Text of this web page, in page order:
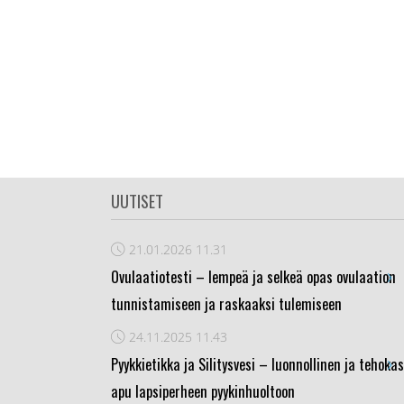
UUTISET
21.01.2026 11.31
Ovulaatiotesti – lempeä ja selkeä opas ovulaation
tunnistamiseen ja raskaaksi tulemiseen
›
24.11.2025 11.43
Pyykkietikka ja Silitysvesi – luonnollinen ja tehokas
apu lapsiperheen pyykinhuoltoon
›